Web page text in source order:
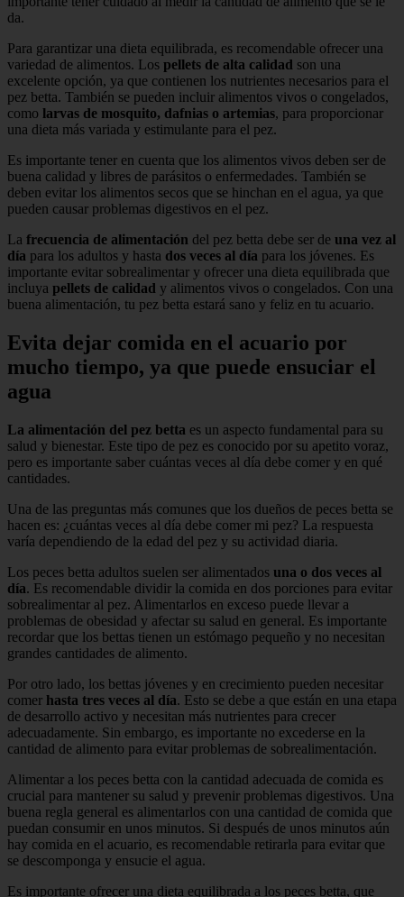
da.
Para garantizar una dieta equilibrada, es recomendable ofrecer una
variedad de alimentos. Los pellets de alta calidad son una
excelente opción, ya que contienen los nutrientes necesarios para el
pez betta. También se pueden incluir alimentos vivos o congelados,
como larvas de mosquito, dafnias o artemias, para proporcionar
una dieta más variada y estimulante para el pez.
Es importante tener en cuenta que los alimentos vivos deben ser de
buena calidad y libres de parásitos o enfermedades. También se
deben evitar los alimentos secos que se hinchan en el agua, ya que
pueden causar problemas digestivos en el pez.
La frecuencia de alimentación del pez betta debe ser de una vez al
día para los adultos y hasta dos veces al día para los jóvenes. Es
importante evitar sobrealimentar y ofrecer una dieta equilibrada que
incluya pellets de calidad y alimentos vivos o congelados. Con una
buena alimentación, tu pez betta estará sano y feliz en tu acuario.
Evita dejar comida en el acuario por
mucho tiempo, ya que puede ensuciar el
agua
La alimentación del pez betta es un aspecto fundamental para su
salud y bienestar. Este tipo de pez es conocido por su apetito voraz,
pero es importante saber cuántas veces al día debe comer y en qué
cantidades.
Una de las preguntas más comunes que los dueños de peces betta se
hacen es: ¿cuántas veces al día debe comer mi pez? La respuesta
varía dependiendo de la edad del pez y su actividad diaria.
Los peces betta adultos suelen ser alimentados una o dos veces al
día. Es recomendable dividir la comida en dos porciones para evitar
sobrealimentar al pez. Alimentarlos en exceso puede llevar a
problemas de obesidad y afectar su salud en general. Es importante
recordar que los bettas tienen un estómago pequeño y no necesitan
grandes cantidades de alimento.
Por otro lado, los bettas jóvenes y en crecimiento pueden necesitar
comer hasta tres veces al día. Esto se debe a que están en una etapa
de desarrollo activo y necesitan más nutrientes para crecer
adecuadamente. Sin embargo, es importante no excederse en la
cantidad de alimento para evitar problemas de sobrealimentación.
Alimentar a los peces betta con la cantidad adecuada de comida es
crucial para mantener su salud y prevenir problemas digestivos. Una
buena regla general es alimentarlos con una cantidad de comida que
puedan consumir en unos minutos. Si después de unos minutos aún
hay comida en el acuario, es recomendable retirarla para evitar que
se descomponga y ensucie el agua.
Es importante ofrecer una dieta equilibrada a los peces betta, que